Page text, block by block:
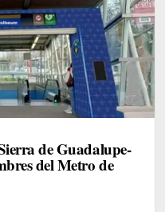
de Guadalupe-
del Metro de